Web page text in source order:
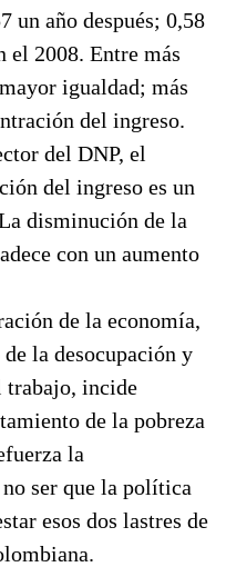
un año después; 0,58
el 2008. Entre más
igualdad; más
del ingreso.
del DNP, el
del ingreso es un
disminución de la
con un aumento
de la economía,
la desocupación y
trabajo, incide
de la pobreza
la
ser que la política
esos dos lastres de